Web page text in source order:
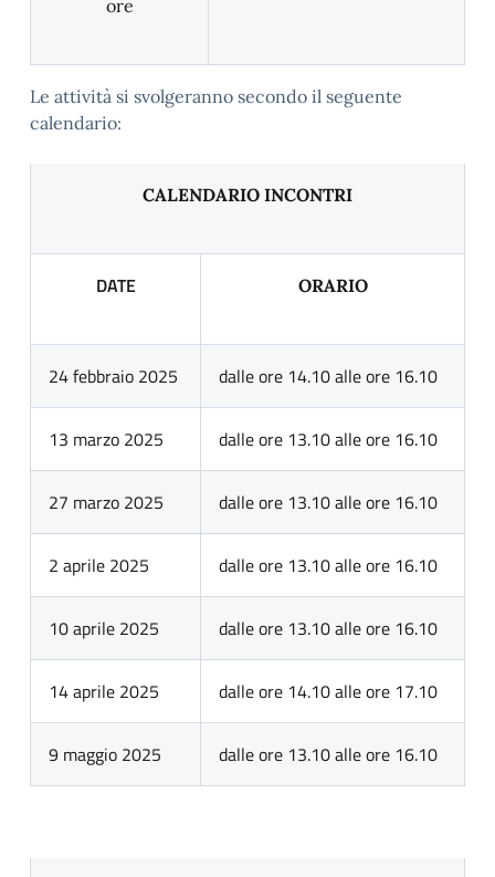
ore
Le attività si svolgeranno secondo il seguente
calendario:
CALENDARIO INCONTRI
DATE ORARIO
24 febbraio 2025 dalle ore 14.10 alle ore 16.10
13 marzo 2025 dalle ore 13.10 alle ore 16.10
27 marzo 2025 dalle ore 13.10 alle ore 16.10
2 aprile 2025 dalle ore 13.10 alle ore 16.10
10 aprile 2025 dalle ore 13.10 alle ore 16.10
14 aprile 2025 dalle ore 14.10 alle ore 17.10
9 maggio 2025 dalle ore 13.10 alle ore 16.10